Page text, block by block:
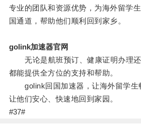
专业的团队和资源优势，为海外留学
国通道，帮助他们顺利回到家乡。
golink加速器官网
无论是航班预订、健康证明办理还
都能提供全方位的支持和帮助。
golink回国加速器，让海外留学生
让他们安心、快速地回到家园。
#37#